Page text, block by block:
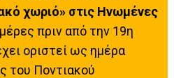
χωριό» στις Ηνωμένες
πριν από την 19η
οριστεί ως ημέρα
του Ποντιακού